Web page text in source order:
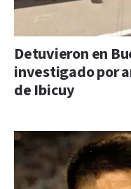
Detuvieron en
investigado por
de Ibicuy